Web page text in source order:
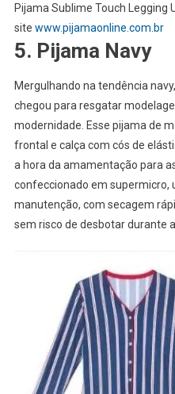
Pijama Sublime Touch Legging
site www.pijamaonline.com.br
5. Pijama Navy
Mergulhando na tendência
chegou para resgatar
modernidade. Esse pijama de
frontal e calça com cós de
a hora da amamentação para
confeccionado em supermicro,
manutenção, com secagem
sem risco de desbotar durante